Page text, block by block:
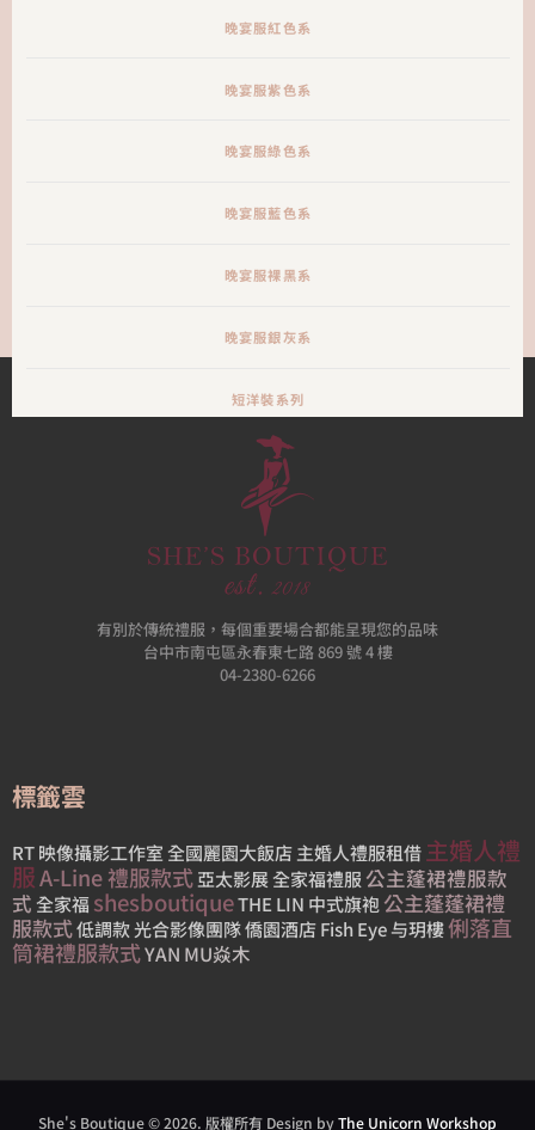
晚宴服紅色系
晚宴服紫色系
晚宴服綠色系
晚宴服藍色系
晚宴服裸黑系
晚宴服銀灰系
短洋裝系列
有別於傳統禮服，每個重要場合都能呈現您的品味
台中市南屯區永春東七路 869 號 4 樓
04-2380-6266
標籤雲
RT 映像攝影工作室 全國麗園大飯店主婚人禮服租借主婚人禮
服A-Line 禮服款式亞太影展全家福禮服 公主蓬裙禮服款
式 全家福shesboutiqueTHE LIN 中式旗袍公主蓬蓬裙禮
服款式低調款光合影像團隊僑園酒店Fish Eye与玥樓俐落直
筒裙禮服款式YAN MU焱木
She's Boutique © 2026. 版權所有 Design byThe Unicorn Workshop